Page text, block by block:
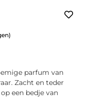
parfum van
Zacht en teder
een bedje van